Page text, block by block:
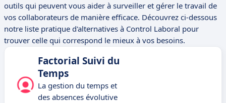
outils qui peuvent vous aider à surveiller et gérer le travail de
vos collaborateurs de manière efficace. Découvrez ci-dessous
notre liste pratique d'alternatives à Control Laboral pour
trouver celle qui correspond le mieux à vos besoins.
Factorial Suivi du
Temps
La gestion du temps et
des absences évolutive